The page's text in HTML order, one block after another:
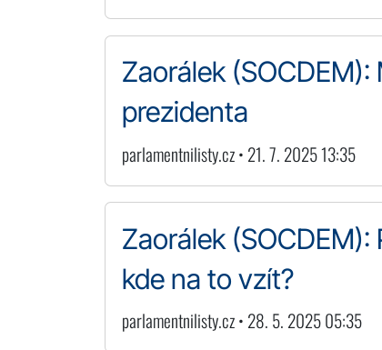
Zaorálek
prezidenta
parlamentnilisty.cz • 21. 7. 2025 13:35
Zaorálek
kde na to vzít?
parlamentnilisty.cz • 28. 5. 2025 05:35